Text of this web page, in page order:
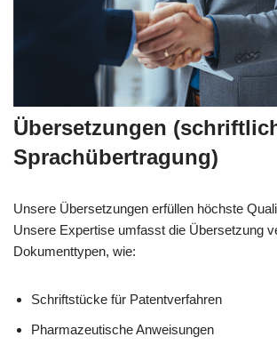
Übersetzungen
Sprachübertragung)
Unsere Übersetzungen erfüllen höchste
Unsere Expertise umfasst die Übersetzung
Dokumenttypen, wie:
Schriftstücke für Patentverfahren
Pharmazeutische Anweisungen